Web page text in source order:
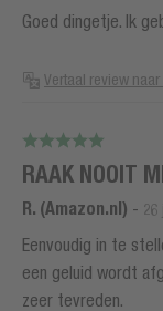
Goed dingetje. Ik
Vertaal review naar
RAAK NOOIT
R. (Amazon.nl) - 26
Eenvoudig in te
een geluid wordt
zeer tevreden.